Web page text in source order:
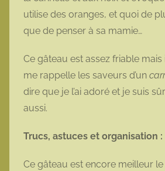
utilise des oranges, et quoi de
que de penser à sa mamie…
Ce gâteau est assez friable
me rappelle les saveurs d’un
dire que je l’ai adoré et je suis
aussi.
Trucs, astuces et organisation :
Ce gâteau est encore meilleur le